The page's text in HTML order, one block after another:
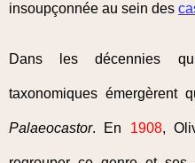
insoupçonnée au sein des
Dans les décennies
taxonomiques émergèrent
Palaeocastor. En 1908,